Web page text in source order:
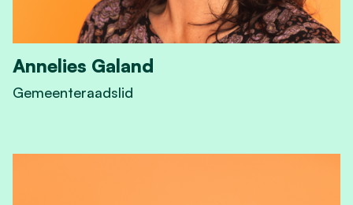
Annelies Galand
Gemeenteraadslid